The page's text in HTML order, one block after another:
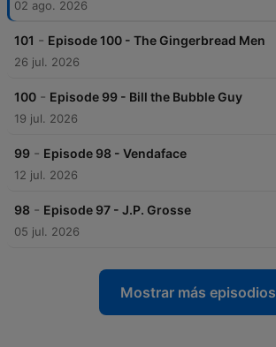
02 ago. 2026
101 - Episode 100 - The Gingerbread Men
26 jul. 2026
100 - Episode 99 - Bill the Bubble Guy
19 jul. 2026
99 - Episode 98 - Vendaface
12 jul. 2026
98 - Episode 97 - J.P. Grosse
05 jul. 2026
Mostrar más episodios